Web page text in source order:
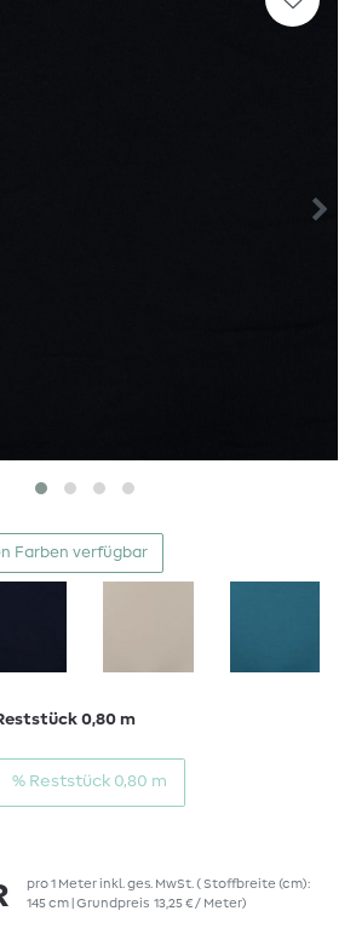
Farben verfügbar
0,80 m
% Reststück 0,80 m
pro1 Meterinkl. ges. MwSt. ( Stoffbreite (cm):
145 cm | Grundpreis 13,25 € / Meter)